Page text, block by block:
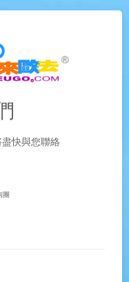
快與您聯絡
團